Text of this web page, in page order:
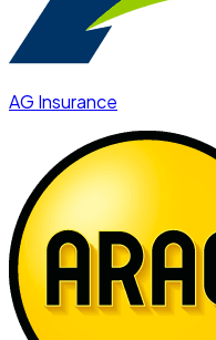
AG Insurance